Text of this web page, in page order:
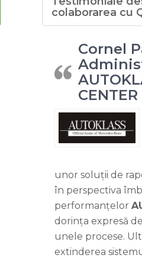
colaborarea cu
Cornel
CENTER
unor soluții de
în perspectiva
performanțelor
dorința expresă
unele procese.
extinderea